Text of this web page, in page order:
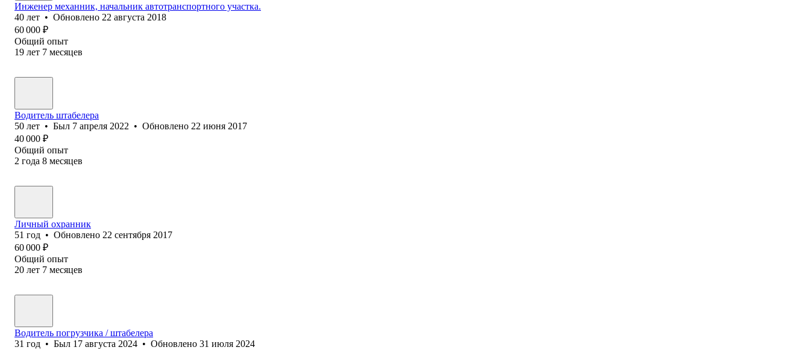
Инженер механник, начальник автотранспортного участка.
40 лет • Обновлено 22 августа 2018
60 000 ₽
Общий опыт
19 лет 7 месяцев
Водитель штабелера
50 лет • Был 7 апреля 2022 • Обновлено 22 июня 2017
40 000 ₽
Общий опыт
2 года 8 месяцев
Личный охранник
51 год • Обновлено 22 сентября 2017
60 000 ₽
Общий опыт
20 лет 7 месяцев
Водитель погрузчика / штабелера
31 год • Был 17 августа 2024 • Обновлено 31 июля 2024